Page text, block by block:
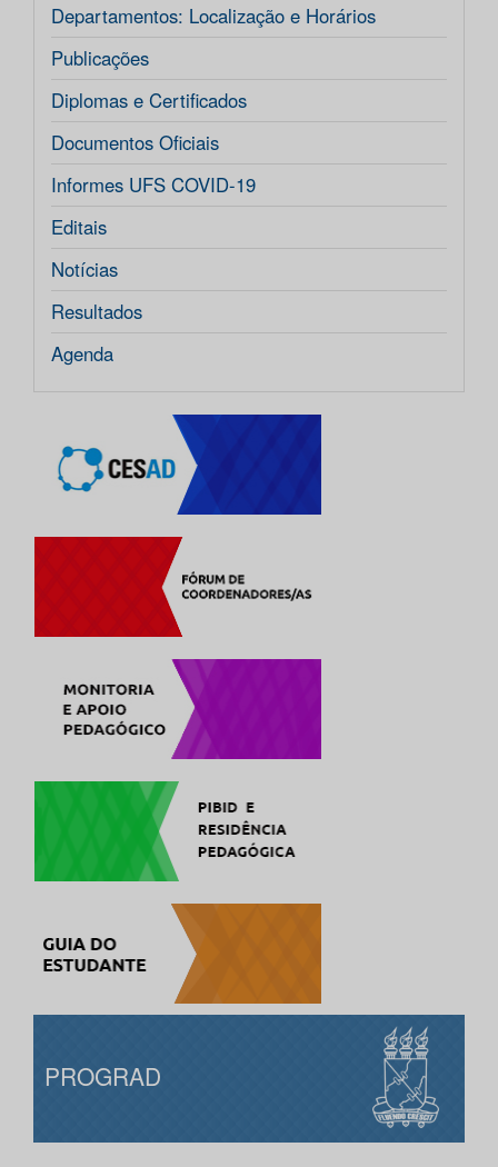
Departamentos: Localização e Horários
Publicações
Diplomas e Certificados
Documentos Oficiais
Informes UFS COVID-19
Editais
Notícias
Resultados
Agenda
PROGRAD